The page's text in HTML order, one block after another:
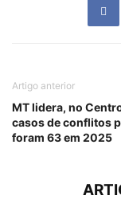
Artigo anterior
MT lidera, no
casos de conflitos
foram 63 em 2025